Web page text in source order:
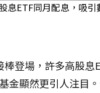
ETF同月配息，吸
棒登場，許多高股息
金顯然更引人注目